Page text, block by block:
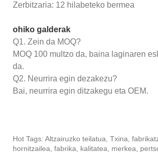
Zerbitzaria: 12 hilabeteko bermea
ohiko galderak
Q1. Zein da MOQ?
MOQ 100 multzo da, baina laginaren
da.
Q2. Neurrira egin dezakezu?
Bai, neurrira egin ditzakegu eta OEM.
Hot Tags: Altzairuzko teilatua, Txina,
hornitzailea, fabrika, kalitatea, merkea,